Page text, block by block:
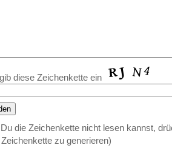
diese Zeichenkette ein
die Zeichenkette nicht lesen kannst,
zu generieren)